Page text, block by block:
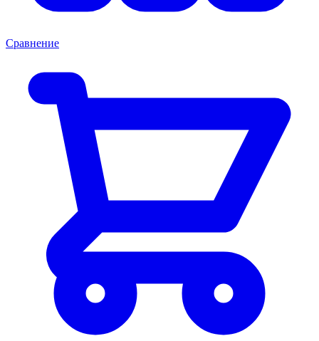
Сравнение